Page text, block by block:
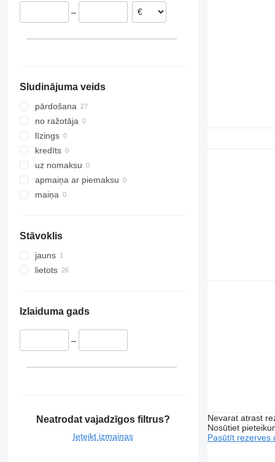
–
Sludinājuma veids
pārdošana
no ražotāja
līzings
kredīts
uz nomaksu
apmaiņa ar piemaksu
maiņa
Stāvoklis
jauns
lietots
Izlaiduma gads
–
Neatrodat vajadzīgos filtrus?
Ieteikt izmaiņas
Nevarat atrast
Nosūtiet
Pasūtīt rezerves